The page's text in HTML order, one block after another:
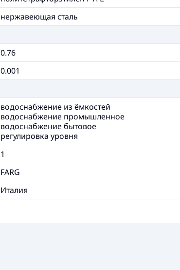
нержавеющая сталь
0.76
0.001
водоснабжение из ёмкостей
водоснабжение промышленное
водоснабжение бытовое
регулировка уровня
1
FARG
Италия